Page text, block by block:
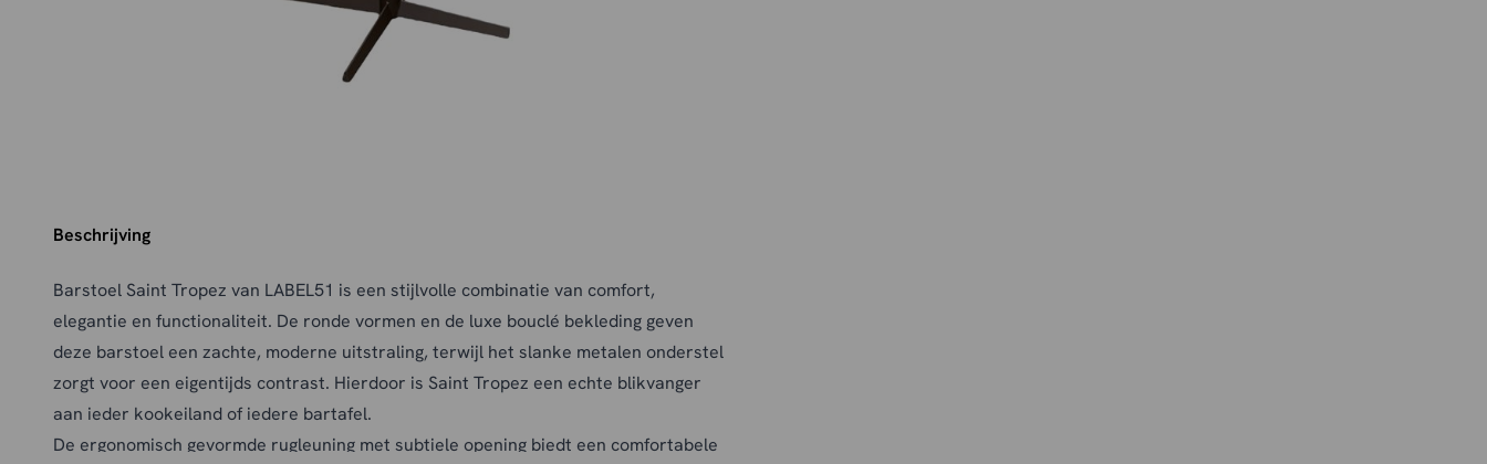
Beschrijving
Barstoel Saint Tropez van LABEL51 is een stijlvolle combinatie van comfort,
elegantie en functionaliteit. De ronde vormen en de luxe bouclé bekleding geven
deze barstoel een zachte, moderne uitstraling, terwijl het slanke metalen onderstel
zorgt voor een eigentijds contrast. Hierdoor is Saint Tropez een echte blikvanger
aan ieder kookeiland of iedere bartafel.
De ergonomisch gevormde rugleuning met subtiele opening biedt een comfortabele